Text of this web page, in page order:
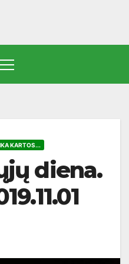
KARTOS...
diena.